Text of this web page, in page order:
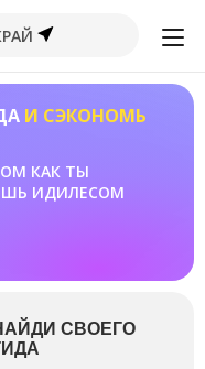
И СЭКОНОМЬ
КАК ТЫ
ИДИЛЕСОМ
СВОЕГО